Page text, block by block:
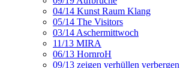
04/14 Kunst Raum Klang
05/14 The Visitors
03/14 Aschermittwoch
11/13 MIRA
06/13 HornroH
09/13 zeigen verhüllen verbergen